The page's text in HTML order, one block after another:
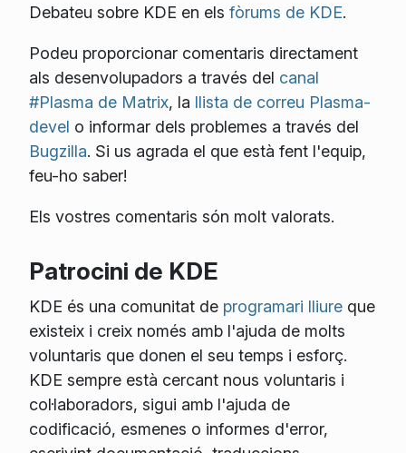
Debateu sobre KDE en els fòrums de KDE.
Podeu proporcionar comentaris directament
als desenvolupadors a través del canal
#Plasma de Matrix, la llista de correu Plasma-
devel o informar dels problemes a través del
Bugzilla. Si us agrada el que està fent l'equip,
feu-ho saber!
Els vostres comentaris són molt valorats.
Patrocini de KDE
KDE és una comunitat de programari lliureque
existeix i creix només amb l'ajuda de molts
voluntaris que donen el seu temps i esforç.
KDE sempre està cercant nous voluntaris i
col·laboradors, sigui amb l'ajuda de
codificació, esmenes o informes d'error,